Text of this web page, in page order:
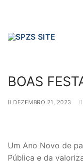
Search
BOAS
DEZEMBRO 21, 2023
Um Ano Novo de
Pública e da